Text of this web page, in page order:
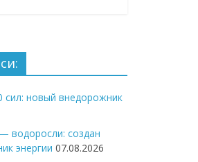
сил: новый внедорожник
водоросли: создан
энергии 07.08.2026